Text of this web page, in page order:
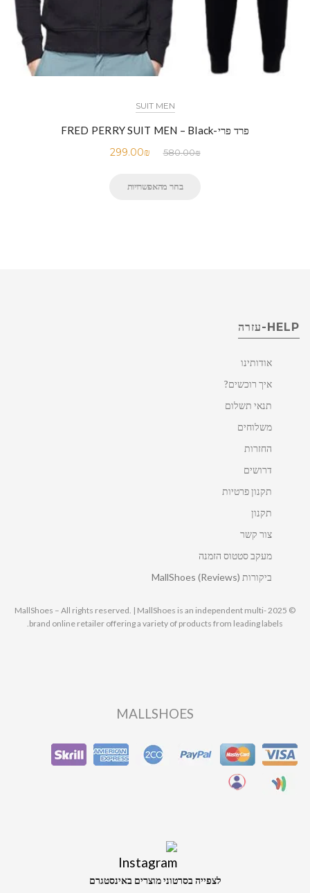
SUIT MEN
פרד פרי-FRED PERRY SUIT MEN – Black
580.00₪
299.00₪
בחר מהאפשרויות
HELP-עזרה
אודותינו
איך רוכשים?
תנאי תשלום
משלוחים
החזרות
דרושים
תקנון פרטיות
תקנון
צור קשר
מעקב סטטוס הזמנה
ביקורות MallShoes (Reviews)
© 2025 MallShoes – All rights reserved. | MallShoes is an independent multi-
brand online retailer offering a variety of products from leading labels.
MALLSHOES
לצפייה בסרטוני מוצרים באינסטגרם